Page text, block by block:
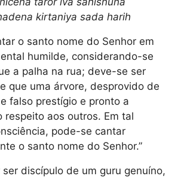
kirtaniya sada harih
o santo nome do Senhor em
humilde, considerando-se
a palha na rua; deve-se ser
que uma árvore, desprovido de
falso prestígio e pronto a
respeito aos outros. Em tal
pode-se cantar
o santo nome do Senhor.”
ser discípulo de um guru genuíno,